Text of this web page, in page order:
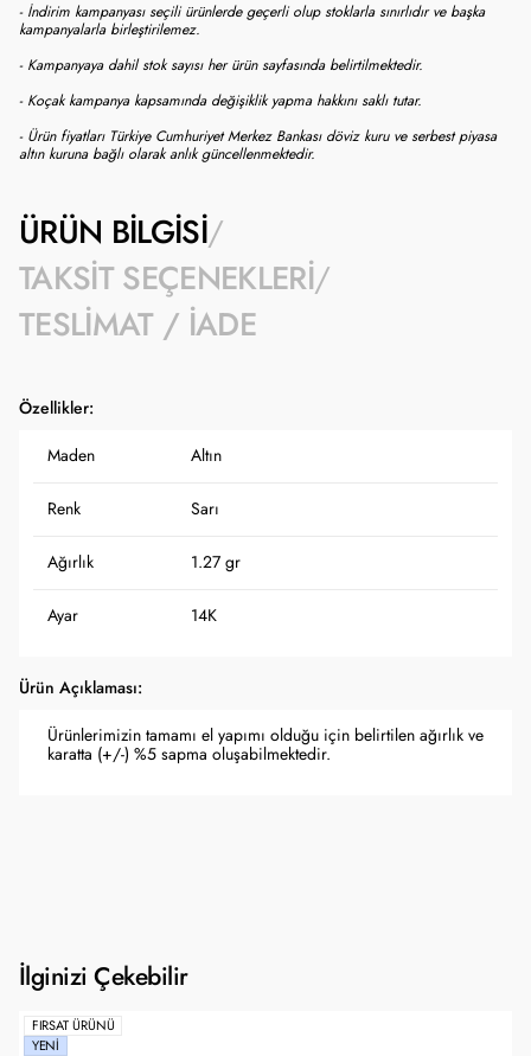
- İndirim kampanyası seçili ürünlerde geçerli olup stoklarla sınırlıdır ve başka
kampanyalarla birleştirilemez.
- Kampanyaya dahil stok sayısı her ürün sayfasında belirtilmektedir.
- Koçak kampanya kapsamında değişiklik yapma hakkını saklı tutar.
- Ürün fiyatları Türkiye Cumhuriyet Merkez Bankası döviz kuru ve serbest piyasa
altın kuruna bağlı olarak anlık güncellenmektedir.
ÜRÜN BILGISI
TAKSIT SEÇENEKLERI
TESLIMAT / İADE
Özellikler:
Maden Altın
Renk Sarı
Ağırlık 1.27 gr
Ayar 14K
Ürün Açıklaması:
Ürünlerimizin tamamı el yapımı olduğu için belirtilen ağırlık ve
karatta (+/-) %5 sapma oluşabilmektedir.
İlginizi Çekebilir
FIRSAT ÜRÜNÜ
YENI